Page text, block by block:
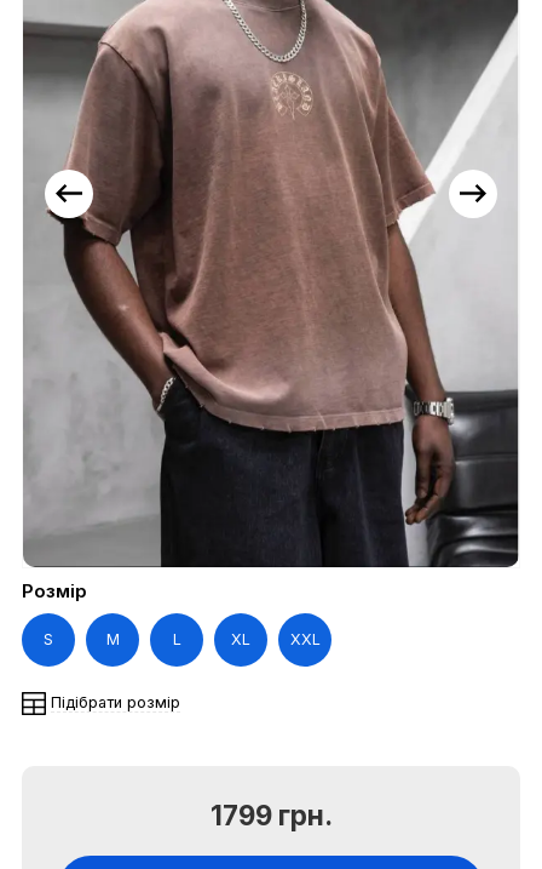
Розмір
S M L XL XXL
Підібрати розмір
1799 грн.